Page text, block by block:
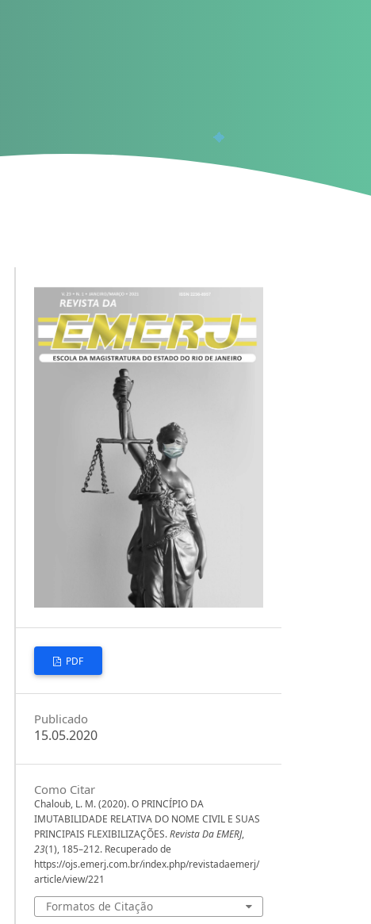
PDF
Publicado
15.05.2020
Como Citar
Chaloub, L. M. (2020). O PRINCÍPIO DA
IMUTABILIDADE RELATIVA DO NOME CIVIL E SUAS
PRINCIPAIS FLEXIBILIZAÇÕES.Revista Da EMERJ,
23(1), 185–212. Recuperado de
https://ojs.emerj.com.br/index.php/revistadaemerj/
article/view/221
Formatos de Citação